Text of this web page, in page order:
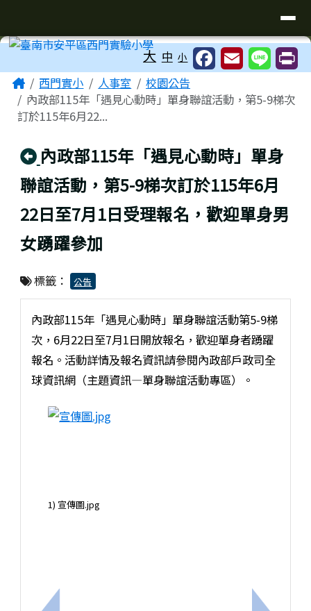
工具列 大 中 小
主內容區域
Home西門實小 人事室
校園公告
內政部115年「遇見心動時」單身聯誼活動，第5-9梯次
訂於115年6月22...
回上頁
內政部115年「遇見心動時」單身
聯誼活動，第5-9梯次訂於115年6月
22日至7月1日受理報名，歡迎單身男
女踴躍參加
標籤： 公告
內政部115年「遇見心動時」單身聯誼活動第5-9梯
次，6月22日至7月1日開放報名，歡迎單身者踴躍
報名。活動詳情及報名資訊請參閱內政部戶政司全
球資訊網（主題資訊—單身聯誼活動專區）。
1) 宣傳圖.jpg
頁尾區域